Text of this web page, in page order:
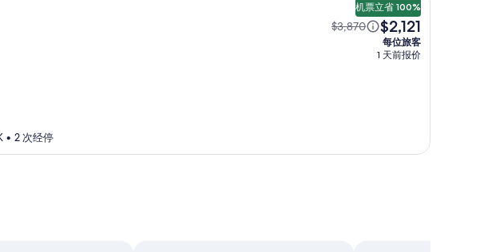
• 2 次经停
机票立省 100%
$3,870 $2,121
每位旅客
1 天前报价